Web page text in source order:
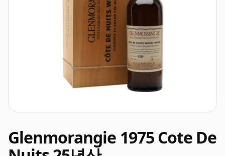
Glenmorangie 1975 Cote De